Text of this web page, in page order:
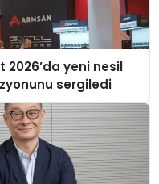
2026’da yeni nesil
sergiledi